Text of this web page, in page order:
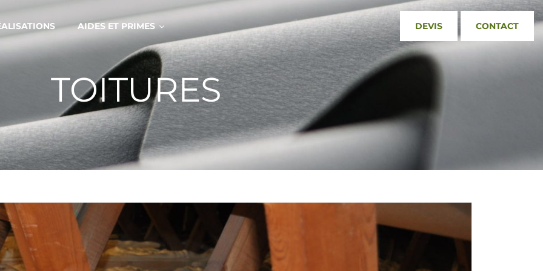
AIDES ET PRIMES DEVIS CONTACT
TOITURES